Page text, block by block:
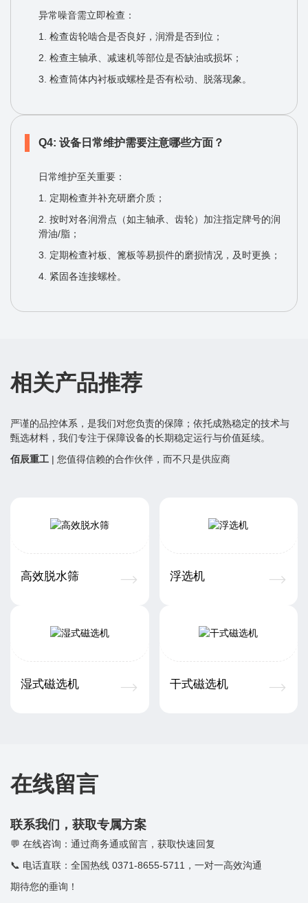
异常噪音需立即检查：
1. 检查齿轮啮合是否良好，润滑是否到位；
2. 检查主轴承、减速机等部位是否缺油或损坏；
3. 检查筒体内衬板或螺栓是否有松动、脱落现象。
Q4: 设备日常维护需要注意哪些方面？
日常维护至关重要：
1. 定期检查并补充研磨介质；
2. 按时对各润滑点（如主轴承、齿轮）加注指定牌号的润
滑油/脂；
3. 定期检查衬板、篦板等易损件的磨损情况，及时更换；
4. 紧固各连接螺栓。
相关产品推荐
严谨的品控体系，是我们对您负责的保障；依托成熟稳定的技术与
甄选材料，我们专注于保障设备的长期稳定运行与价值延续。
佰辰重工 | 您值得信赖的合作伙伴，而不只是供应商
高效脱水筛 浮选机
湿式磁选机 干式磁选机
在线留言
联系我们，获取专属方案
在线咨询：通过商务通或留言，获取快速回复
电话直联：全国热线 0371-8655-5711，一对一高效沟通
期待您的垂询！